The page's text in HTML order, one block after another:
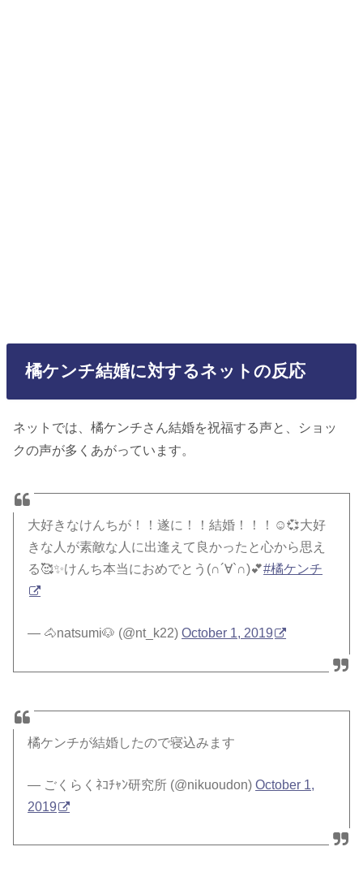
橘ケンチ結婚に対するネットの反応
ネットでは、橘ケンチさん結婚を祝福する声と、ショッ
クの声が多くあがっています。
大好きなけんちが！！遂に！！結婚！！！☺️💞大好
きな人が素敵な人に出逢えて良かったと心から思え
る🥰✨けんち本当におめでとう(∩´∀`∩)💕#橘ケンチ
— 🐴natsumi🐶 (@nt_k22)October 1, 2019
橘ケンチが結婚したので寝込みます
— ごくらくﾈｺﾁｬﾝ研究所 (@nikuoudon)October 1,
2019